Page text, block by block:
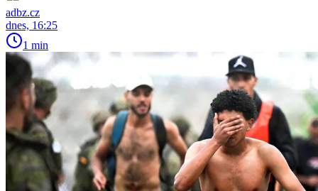
adbz.cz
dnes, 16:25
1 min